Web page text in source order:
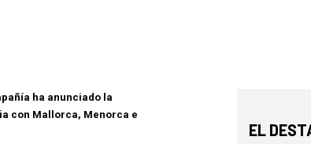
ha anunciado la
con Mallorca, Menorca e
EL